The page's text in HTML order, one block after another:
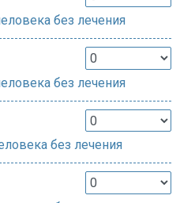
без лечения
без лечения
без лечения